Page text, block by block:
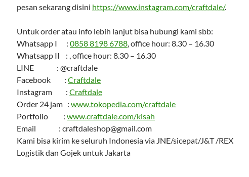
pesan sekarang disini https://www.instagram.com/craftdale/.
Untuk order atau info lebih lanjut bisa hubungi kami sbb:
Whatsapp I : 0858 8198 6788, office hour: 8.30 – 16.30
Whatsapp II : , office hour: 8.30 – 16.30
LINE : @craftdale
Facebook : Craftdale
Instagram : Craftdale
Order 24 jam : www.tokopedia.com/craftdale
Portfolio : www.craftdale.com/kisah
Email : craftdaleshop@gmail.com
Kami bisa kirim ke seluruh Indonesia via JNE/sicepat/J&T /REX
Logistik dan Gojek untuk Jakarta